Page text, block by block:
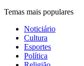
Temas mais populares
Noticiário
Cultura
Esportes
Política